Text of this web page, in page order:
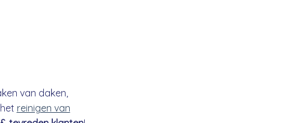
van daken,
reinigen van